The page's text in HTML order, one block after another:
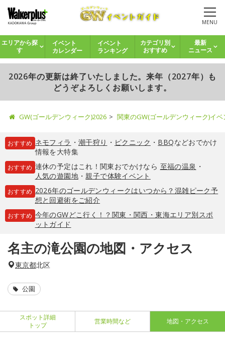
MENU
エリアから探
す
イベント
カレンダー
イベント
ランキング
カテゴリ別
おすすめ
最新
ニュース
2026年の更新は終了いたしました。来年（2027年）も
どうぞよろしくお願いします。
GW(ゴールデンウィーク)2026 関東のGW(ゴールデンウィーク)イ
おすすめ ネモフィラ ・ 潮干狩り ・ ピクニック ・ BBQなどおでかけ
情報を大特集
おすすめ 連休の予定はこれ！関東おでかけなら 至福の温泉 ・
人気の遊園地・親子で体験イベント
おすすめ 2026年のゴールデンウィークはいつから？混雑ピーク予
想と回避術をご紹介
おすすめ 今年のGWどこ行く！？関東・関西・東海エリア別スポ
ットガイド
名主の滝公園の地図・アクセス
東京都北区
公園
スポット詳細
トップ
営業時間など 地図・アクセス